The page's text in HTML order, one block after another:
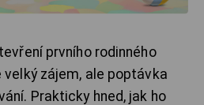
prvního rodinného
velký zájem, ale poptávka
Prakticky hned, jak ho